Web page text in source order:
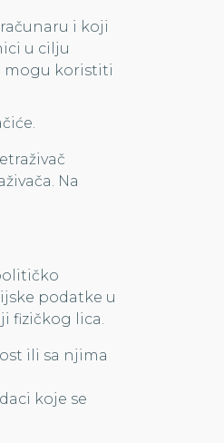
i koji
u cilju
mogu koristiti
Na
podatke u
fizičkog lica.
ili sa njima
koje se